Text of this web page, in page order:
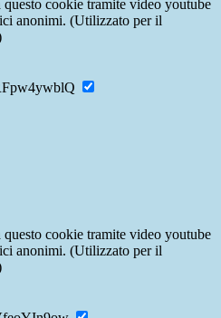
questo cookie tramite video youtube
anonimi. (Utilizzato per il
questo cookie tramite video youtube
anonimi. (Utilizzato per il